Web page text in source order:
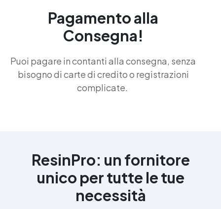
Pagamento alla
Consegna!
Puoi pagare in contanti alla consegna, senza
bisogno di carte di credito o registrazioni
complicate.
ResinPro: un fornitore
unico per tutte le tue
necessità